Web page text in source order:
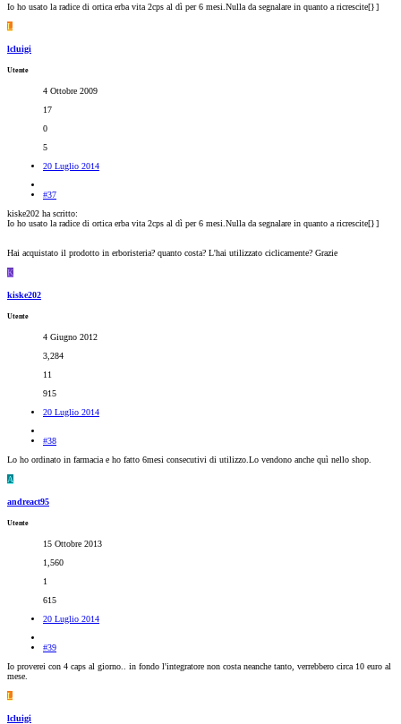
Io ho usato la radice di ortica erba vita 2cps al dì per 6 mesi.Nulla da segnalare in quanto a ricrescite[}]
L
lcluigi
Utente
4 Ottobre 2009
17
0
5
20 Luglio 2014
#37
kiske202 ha scritto:
Io ho usato la radice di ortica erba vita 2cps al dì per 6 mesi.Nulla da segnalare in quanto a ricrescite[}]
Hai acquistato il prodotto in erboristeria? quanto costa? L'hai utilizzato ciclicamente? Grazie
K
kiske202
Utente
4 Giugno 2012
3,284
11
915
20 Luglio 2014
#38
Lo ho ordinato in farmacia e ho fatto 6mesi consecutivi di utilizzo.Lo vendono anche quì nello shop.
A
andreact95
Utente
15 Ottobre 2013
1,560
1
615
20 Luglio 2014
#39
Io proverei con 4 caps al giorno.. in fondo l'integratore non costa neanche tanto, verrebbero circa 10 euro al
mese.
L
lcluigi